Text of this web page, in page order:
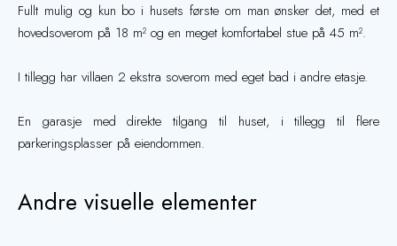
Fullt mulig og kun bo i husets første om man ønsker det, med et
hovedsoverom på 18 m² og en meget komfortabel stue på 45 m².
I tillegg har villaen 2 ekstra soverom med eget bad i andre etasje.
En garasje med direkte tilgang til huset, i tillegg til flere
parkeringsplasser på eiendommen.
Andre visuelle elementer